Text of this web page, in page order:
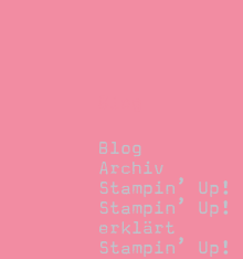
Blog
Archiv
Stampin’
Stampin’ Up!
erklärt
Stampin’ Up!